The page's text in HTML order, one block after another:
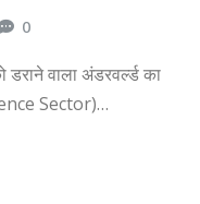
0
वाला अंडरवर्ल्ड का
Sector)…